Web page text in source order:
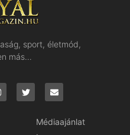
sport, életmód,
más…
Médiaajánlat